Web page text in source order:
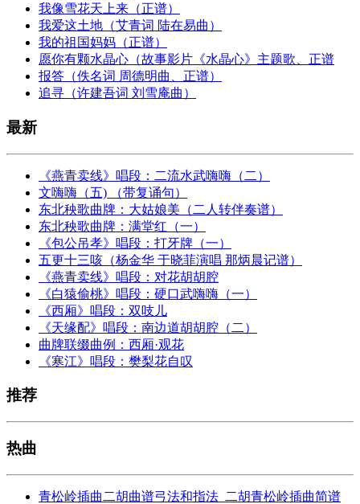
我像雪花天上来（正谱）
我爱这土地（艾青词 陆在易曲）
我的祖国妈妈（正谱）
愿你有颗水晶心（故事影片《水晶心》主题歌、正谱
报答（佚名词 周德明曲、正谱）
追寻（许建吾词 刘雪庵曲）
最新
《燕青卖线》唱段：二流水武嗨嗨（二）
文嗨嗨（五) （带复诵句）
东北秧歌曲牌：大姑娘美（二人转伴奏谱）
东北秧歌曲牌：满堂红（一）
《包公吊孝》唱段：打牙牌（一）
五更十三咳（杨金华 于晓菲演唱 那炳晨记谱）
《燕青卖线》唱段：对花胡胡腔
《白猿偷桃》唱段：硬口武嗨嗨（一）
《西厢》唱段：双吱儿
《天缘配》唱段：南边道胡胡腔（二）
曲牌联缀曲例：西厢·观花
《寒江》唱段：樊梨花自叹
推荐
热曲
青松岭插曲二胡曲谱弓法和指法_二胡青松岭插曲简谱